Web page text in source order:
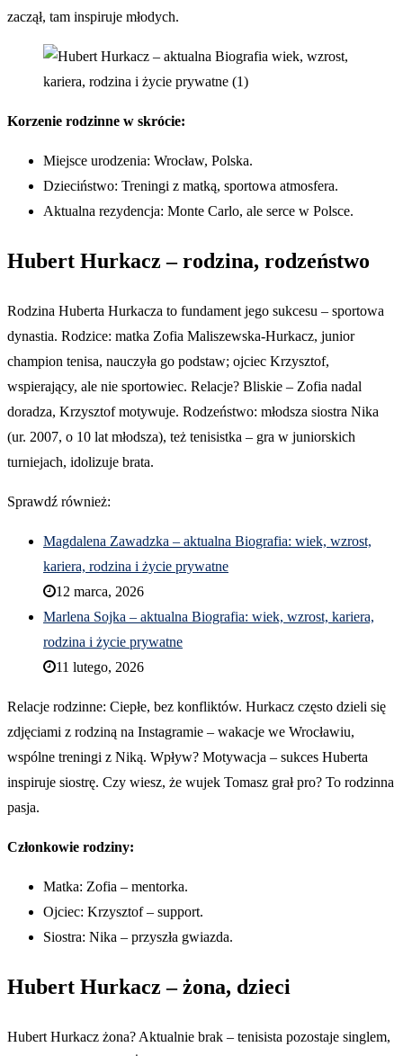
zaczął, tam inspiruje młodych.
Korzenie rodzinne w skrócie:
Miejsce urodzenia: Wrocław, Polska.
Dzieciństwo: Treningi z matką, sportowa atmosfera.
Aktualna rezydencja: Monte Carlo, ale serce w Polsce.
Hubert Hurkacz – rodzina, rodzeństwo
Rodzina Huberta Hurkacza to fundament jego sukcesu – sportowa
dynastia. Rodzice: matka Zofia Maliszewska-Hurkacz, junior
champion tenisa, nauczyła go podstaw; ojciec Krzysztof,
wspierający, ale nie sportowiec. Relacje? Bliskie – Zofia nadal
doradza, Krzysztof motywuje. Rodzeństwo: młodsza siostra Nika
(ur. 2007, o 10 lat młodsza), też tenisistka – gra w juniorskich
turniejach, idolizuje brata.
Sprawdź również:
Magdalena Zawadzka – aktualna Biografia: wiek, wzrost,
kariera, rodzina i życie prywatne
12 marca, 2026
Marlena Sojka – aktualna Biografia: wiek, wzrost, kariera,
rodzina i życie prywatne
11 lutego, 2026
Relacje rodzinne: Ciepłe, bez konfliktów. Hurkacz często dzieli się
zdjęciami z rodziną na Instagramie – wakacje we Wrocławiu,
wspólne treningi z Niką. Wpływ? Motywacja – sukces Huberta
inspiruje siostrę. Czy wiesz, że wujek Tomasz grał pro? To rodzinna
pasja.
Członkowie rodziny:
Matka: Zofia – mentorka.
Ojciec: Krzysztof – support.
Siostra: Nika – przyszła gwiazda.
Hubert Hurkacz – żona, dzieci
Hubert Hurkacz żona? Aktualnie brak – tenisista pozostaje singlem,